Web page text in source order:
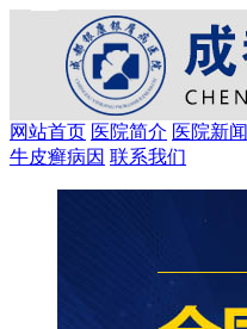
网站首页 医院简介 医院新闻
牛皮癣病因 联系我们